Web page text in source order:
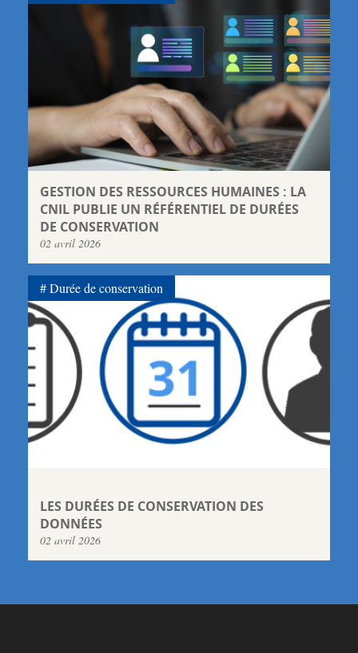
GESTION DES RESSOURCES HUMAINES : LA
CNIL PUBLIE UN RÉFÉRENTIEL DE DURÉES
DE CONSERVATION
02 avril 2026
LES DURÉES DE CONSERVATION DES
DONNÉES
02 avril 2026
Durée de conservation